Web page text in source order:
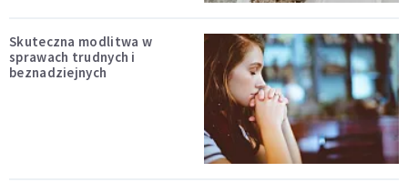
Skuteczna modlitwa w
sprawach trudnych i
beznadziejnych